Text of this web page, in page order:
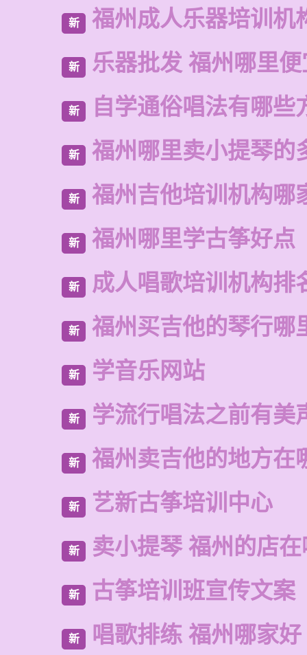
新 福州成人乐器培训机
新 乐器批发 福州哪里
新 自学通俗唱法有哪些
新 福州哪里卖小提琴的
新 福州吉他培训机构哪
新 福州哪里学古筝好点
新 成人唱歌培训机构排
新 福州买吉他的琴行哪
新 学音乐网站
新 学流行唱法之前有美
新 福州卖吉他的地方在
新 艺新古筝培训中心
新 卖小提琴 福州的店
新 古筝培训班宣传文案
新 唱歌排练 福州哪家好